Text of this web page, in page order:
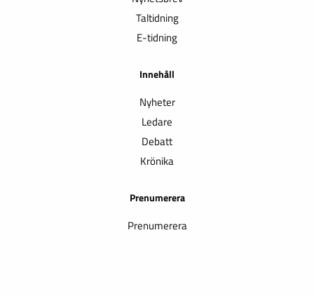
Taltidning
E-tidning
Innehåll
Nyheter
Ledare
Debatt
Krönika
Prenumerera
Prenumerera